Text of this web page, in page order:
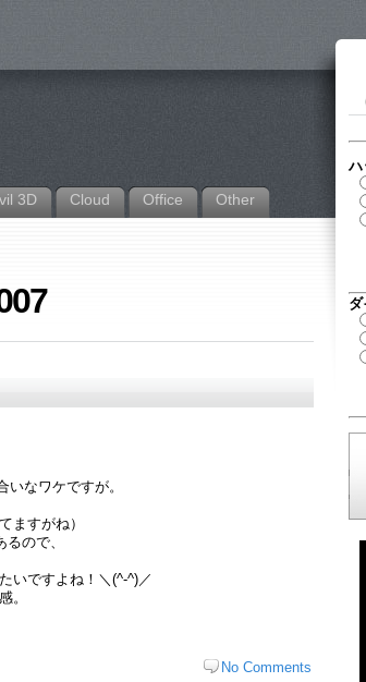
3D Cloud Office Other
なワケですが。
ますがね）
ので、
いですよね！＼(^-^)／
。
No Comments
ハ